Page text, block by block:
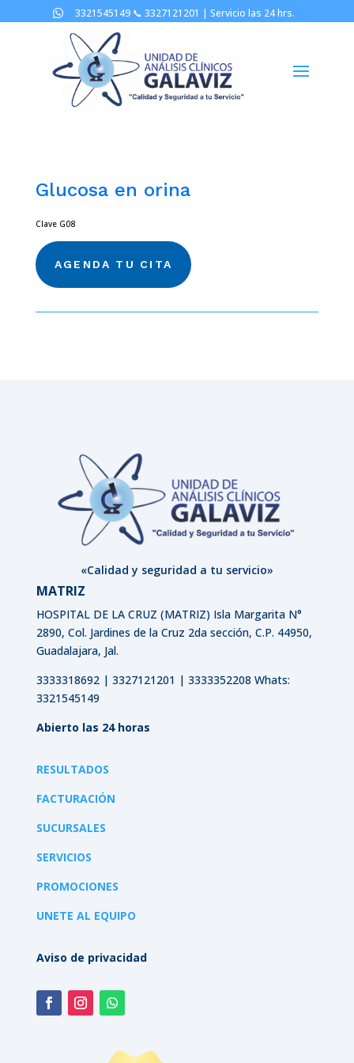
 3321545149 📞 3327121201 | Servicio las 24 hrs.
Glucosa en orina
Clave G08
AGENDA TU CITA
«Calidad y seguridad a tu servicio»
MATRIZ
HOSPITAL DE LA CRUZ (MATRIZ) Isla Margarita N°
2890, Col. Jardines de la Cruz 2da sección, C.P. 44950,
Guadalajara, Jal.
3333318692 | 3327121201 | 3333352208 Whats:
3321545149
Abierto las 24 horas
RESULTADOS
FACTURACIÓN
SUCURSALES
SERVICIOS
PROMOCIONES
UNETE AL EQUIPO
Aviso de privacidad